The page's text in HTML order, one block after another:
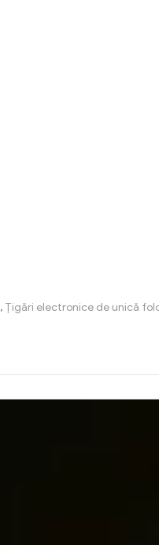
, Țigări electronice de unică